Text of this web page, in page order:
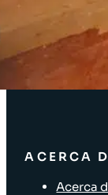
ACERCA
Acerca